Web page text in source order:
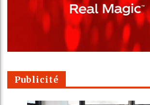
Publicité